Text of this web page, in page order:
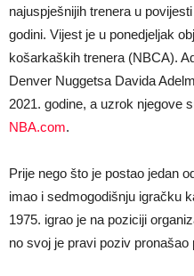
Ronaldo objavio slike iz
Ostvariće se velika želja
argentinsku zvijezdu
najuspješnijih trenera u
godini. Vijest je u ponedjeljak
košarkaških trenera (NBCA).
Denver Nuggetsa Davida
2021. godine, a uzrok njegove
NBA.com.
Prije nego što je postao jedan
imao i sedmogodišnju igračku
1975. igrao je na poziciji
no svoj je pravi poziv pronašao